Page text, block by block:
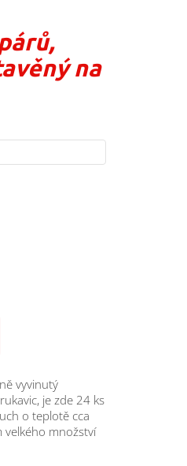
na
vyvinutý
je zde 24 ks
o teplotě cca
velkého množství